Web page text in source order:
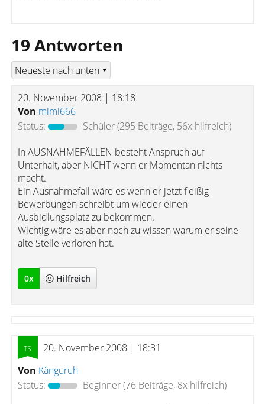
19 Antworten
20. November 2008 | 18:18
Von mimi666
Status:
Schüler(295 Beiträge, 56x hilfreich)
In AUSNAHMEFÄLLEN besteht Anspruch auf
Unterhalt, aber NICHT wenn er Momentan nichts
macht.
Ein Ausnahmefall wäre es wenn er jetzt fleißig
Bewerbungen schreibt um wieder einen
Ausbidlungsplatz zu bekommen.
Wichtig wäre es aber noch zu wissen warum er seine
alte Stelle verloren hat.
0x Hilfreich
20. November 2008 | 18:31
Von Känguruh
Status:
Beginner(76 Beiträge, 8x hilfreich)